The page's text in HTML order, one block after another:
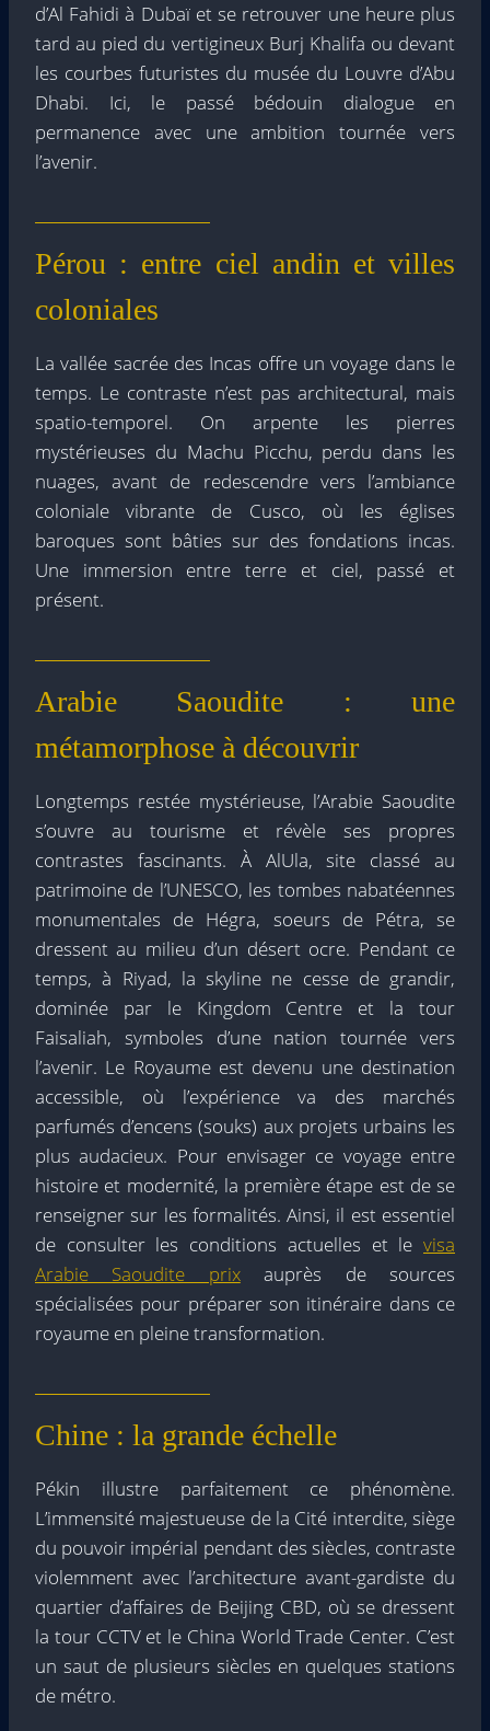
d’Al Fahidi à Dubaï et se retrouver une heure plus
tard au pied du vertigineux Burj Khalifa ou devant
les courbes futuristes du musée du Louvre d’Abu
Dhabi. Ici, le passé bédouin dialogue en
permanence avec une ambition tournée vers
l’avenir.
Pérou : entre ciel andin et villes
coloniales
La vallée sacrée des Incas offre un voyage dans le
temps. Le contraste n’est pas architectural, mais
spatio-temporel. On arpente les pierres
mystérieuses du Machu Picchu, perdu dans les
nuages, avant de redescendre vers l’ambiance
coloniale vibrante de Cusco, où les églises
baroques sont bâties sur des fondations incas.
Une immersion entre terre et ciel, passé et
présent.
Arabie Saoudite : une
métamorphose à découvrir
Longtemps restée mystérieuse, l’Arabie Saoudite
s’ouvre au tourisme et révèle ses propres
contrastes fascinants. À AlUla, site classé au
patrimoine de l’UNESCO, les tombes nabatéennes
monumentales de Hégra, soeurs de Pétra, se
dressent au milieu d’un désert ocre. Pendant ce
temps, à Riyad, la skyline ne cesse de grandir,
dominée par le Kingdom Centre et la tour
Faisaliah, symboles d’une nation tournée vers
l’avenir. Le Royaume est devenu une destination
accessible, où l’expérience va des marchés
parfumés d’encens (souks) aux projets urbains les
plus audacieux. Pour envisager ce voyage entre
histoire et modernité, la première étape est de se
renseigner sur les formalités. Ainsi, il est essentiel
de consulter les conditions actuelles et le visa
Arabie Saoudite prixauprès de sources
spécialisées pour préparer son itinéraire dans ce
royaume en pleine transformation.
Chine : la grande échelle
Pékin illustre parfaitement ce phénomène.
L’immensité majestueuse de la Cité interdite, siège
du pouvoir impérial pendant des siècles, contraste
violemment avec l’architecture avant-gardiste du
quartier d’affaires de Beijing CBD, où se dressent
la tour CCTV et le China World Trade Center. C’est
un saut de plusieurs siècles en quelques stations
de métro.